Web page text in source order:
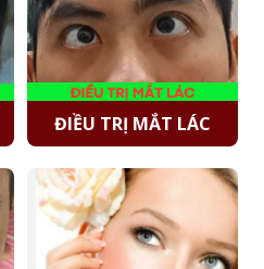
ĐIỀU TRỊ MẮT LÁC